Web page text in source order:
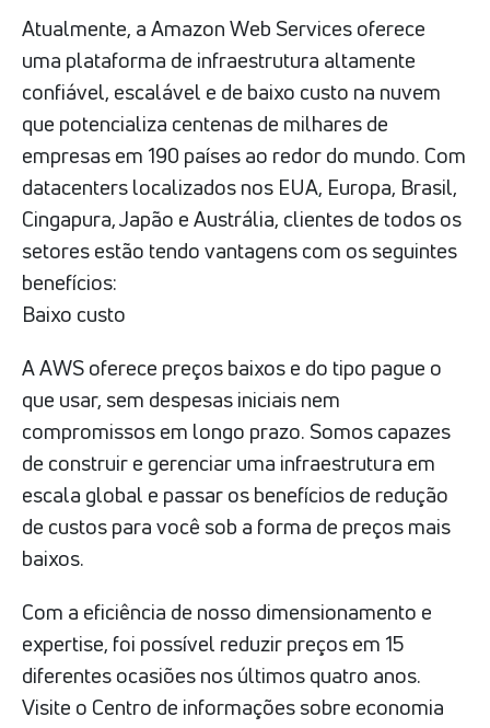
Atualmente, a Amazon Web Services oferece
uma plataforma de infraestrutura altamente
confiável, escalável e de baixo custo na nuvem
que potencializa centenas de milhares de
empresas em 190 países ao redor do mundo. Com
datacenters localizados nos EUA, Europa, Brasil,
Cingapura, Japão e Austrália, clientes de todos os
setores estão tendo vantagens com os seguintes
benefícios:
Baixo custo
A AWS oferece preços baixos e do tipo pague o
que usar, sem despesas iniciais nem
compromissos em longo prazo. Somos capazes
de construir e gerenciar uma infraestrutura em
escala global e passar os benefícios de redução
de custos para você sob a forma de preços mais
baixos.
Com a eficiência de nosso dimensionamento e
expertise, foi possível reduzir preços em 15
diferentes ocasiões nos últimos quatro anos.
Visite o Centro de informações sobre economia